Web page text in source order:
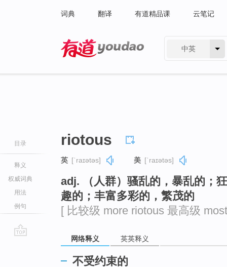
词典 翻译 有道精品课 云笔记
中英
目录
释义
权威词典
用法
例句
riotous
英 [ˈraɪətəs] 美 [ˈraɪətəs]
adj. （人群）骚乱的，暴乱的；
趣的；丰富多彩的，繁茂的
[ 比较级 more riotous 最高级
网络释义 英英释义
不受约束的